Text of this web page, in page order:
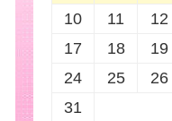
10
11 12
17
18 19
24
25 26
31